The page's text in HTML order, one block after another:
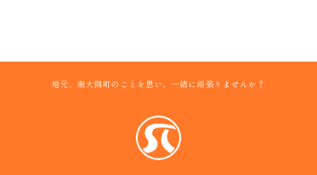
地元、南大隅町のことを思い、一緒に頑張りませんか？